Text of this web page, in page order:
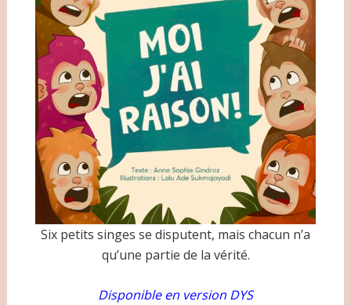
Six petits singes se disputent, mais chacun n’a
qu’une partie de la vérité.
Disponible en version DYS